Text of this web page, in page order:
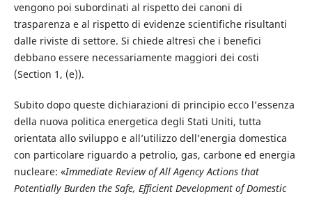
vengono poi subordinati al rispetto dei canoni di
trasparenza e al rispetto di evidenze scientifiche risultanti
dalle riviste di settore. Si chiede altresì che i benefici
debbano essere necessariamente maggiori dei costi
(Section 1, (e)).
Subito dopo queste dichiarazioni di principio ecco l’essenza
della nuova politica energetica degli Stati Uniti, tutta
orientata allo sviluppo e all’utilizzo dell’energia domestica
con particolare riguardo a petrolio, gas, carbone ed energia
nucleare: «Immediate Review of All Agency Actions that
Potentially Burden the Safe, Efficient Development of Domestic